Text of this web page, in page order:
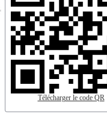
Télécharger le code QR